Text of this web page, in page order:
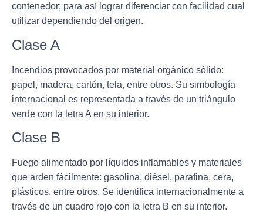
contenedor; para así lograr diferenciar con facilidad cual
utilizar dependiendo del origen.
Clase A
Incendios provocados por material orgánico sólido:
papel, madera, cartón, tela, entre otros. Su simbología
internacional es representada a través de un triángulo
verde con la letra A en su interior.
Clase B
Fuego alimentado por líquidos inflamables y materiales
que arden fácilmente: gasolina, diésel, parafina, cera,
plásticos, entre otros. Se identifica internacionalmente a
través de un cuadro rojo con la letra B en su interior.